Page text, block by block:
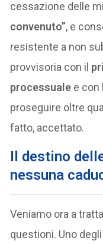
cessazione delle
convenuto”, e
resistente a non
provvisoria con il
processuale e con
proseguire oltre
fatto, accettato.
Il destino
nessuna
Veniamo ora a
questioni. Uno